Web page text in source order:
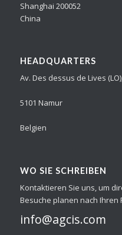
Shanghai 200052
China
HEADQUARTERS
Av. Des dessus de Lives
5101 Namur
Belgien
WO SIE SCHREIBEN
Kontaktieren Sie uns, um
Besuche planen nach
info@agcis.com